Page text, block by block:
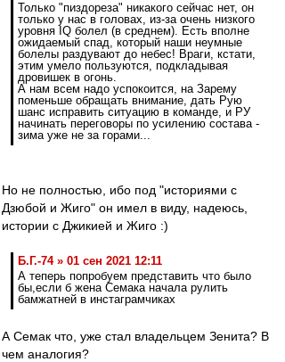
Только "пиздореза" никакого сейчас нет, он
только у нас в головах, из-за очень низкого
уровня IQ болел (в среднем). Есть вполне
ожидаемый спад, который наши неумные
болелы раздувают до небес! Враги, кстати,
этим умело пользуются, подкладывая
дровишек в огонь.
А нам всем надо успокоится, на Зарему
поменьше обращать внимание, дать Рую
шанс исправить ситуацию в команде, и РУ
начинать переговоры по усилению состава -
зима уже не за горами...
Но не полностью, ибо под "историями с
Дзюбой и Жиго" он имел в виду, надеюсь,
истории с Джикией и Жиго :)
Б.Г.-74 » 01 сен 2021 12:11
А теперь попробуем представить что было
бы,если б жена Семака начала рулить
бамжатней в инстаграмчиках
А Семак что, уже стал владельцем Зенита? В
чем аналогия?